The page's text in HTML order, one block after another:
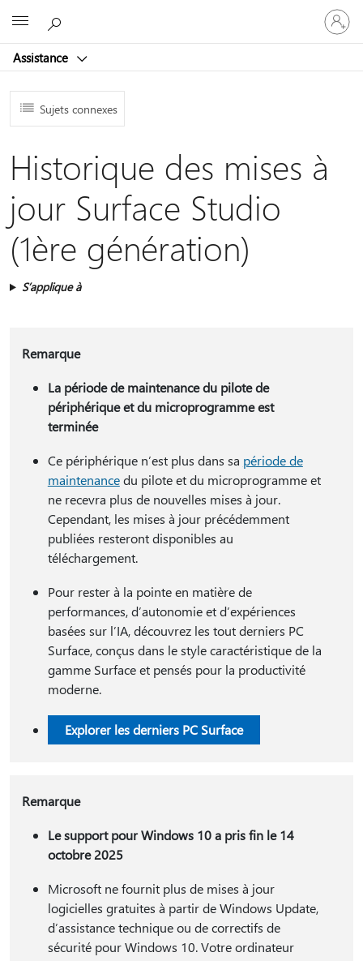
Assistance
vous
à
compte
Sujets connexes
Historique des mises à
jour Surface Studio
(1ère génération)
S’applique à
Remarque
La période de maintenance du pilote de
périphérique et du microprogramme est
terminée
Ce périphérique n’est plus dans sa période de
maintenancedu pilote et du microprogramme et
ne recevra plus de nouvelles mises à jour.
Cependant, les mises à jour précédemment
publiées resteront disponibles au
téléchargement.
Pour rester à la pointe en matière de
performances, d’autonomie et d’expériences
basées sur l’IA, découvrez les tout derniers PC
Surface, conçus dans le style caractéristique de la
gamme Surface et pensés pour la productivité
moderne.
Explorer les derniers PC Surface
Remarque
Le support pour Windows 10 a pris fin le 14
octobre 2025
Microsoft ne fournit plus de mises à jour
logicielles gratuites à partir de Windows Update,
d’assistance technique ou de correctifs de
sécurité pour Windows 10. Votre ordinateur